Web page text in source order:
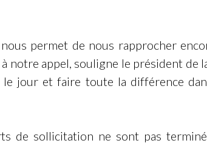
permet de nous rapprocher
appel, souligne le président de
jour et faire toute la différence
de sollicitation ne sont pas